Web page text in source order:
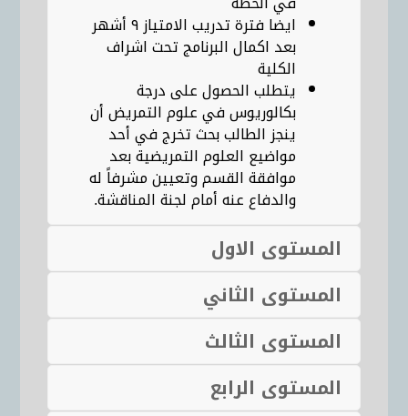
ايضا فترة تدريب الامتياز ٩ أشهر
بعد اكمال البرنامج تحت اشراف
الكلية
يتطلب الحصول على درجة
بكالوريوس في علوم التمريض أن
ينجز الطالب بحث تخرج في أحد
مواضيع العلوم التمريضية بعد
موافقة القسم وتعيين مشرفاً له
والدفاع عنه أمام لجنة المناقشة.
المستوى الاول
المستوى الثاني
المستوى الثالث
المستوى الرابع